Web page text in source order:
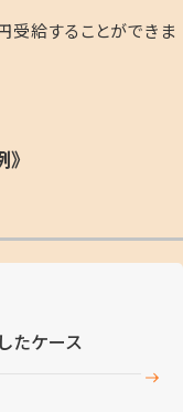
給することができま
たケース